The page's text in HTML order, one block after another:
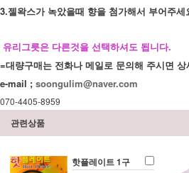
3.젤왁스가 녹았을때 향을 첨가해서 부어주세
유리그릇은 다른것을 선택하셔도 됩니다.
=대량구매는 전화나 메일로 문의해 주시면
e-mail ; soongulim@naver.com
070-4405-8959
관련상품
핫플레이트 1구